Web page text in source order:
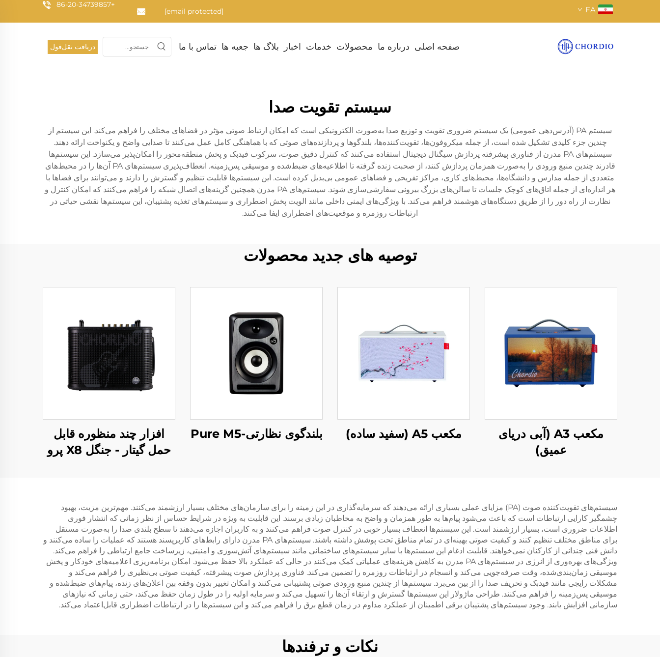
+86-20-34739857
[email protected] FA
صفحه اصلی درباره ما محصولات خدمات اخبار بلاگ ها جعبه ها تماس با ما دریافت نقل‌قول
سیستم تقویت صدا
سیستم PA (آدرس‌دهی عمومی) یک سیستم ضروری تقویت و توزیع صدا به‌صورت الکترونیکی است که امکان ارتباط صوتی مؤثر در فضاهای مختلف را فراهم می‌کند. این سیستم از
چندین جزء کلیدی تشکیل شده است، از جمله میکروفون‌ها، تقویت‌کننده‌ها، بلندگوها و پردازنده‌های صوتی که با هماهنگی کامل عمل می‌کنند تا صدایی واضح و یکنواخت ارائه دهند.
سیستم‌های PA مدرن از فناوری پیشرفته پردازش سیگنال دیجیتال استفاده می‌کنند که کنترل دقیق صوت، سرکوب فیدبک و پخش منطقه‌محور را امکان‌پذیر می‌سازد. این سیستم‌ها
قادرند چندین منبع ورودی را به‌صورت همزمان پردازش کنند، از صحبت زنده گرفته تا اطلاعیه‌های ضبط‌شده و موسیقی پس‌زمینه. انعطاف‌پذیری سیستم‌های PA آن‌ها را در محیط‌های
متعددی از جمله مدارس و دانشگاه‌ها، محیط‌های کاری، مراکز تفریحی و فضاهای عمومی بی‌بدیل کرده است. این سیستم‌ها قابلیت تنظیم و گسترش را دارند و می‌توانند برای فضاها با
هر اندازه‌ای از جمله اتاق‌های کوچک جلسات تا سالن‌های بزرگ بیرونی سفارشی‌سازی شوند. سیستم‌های PA مدرن همچنین گزینه‌های اتصال شبکه را فراهم می‌کنند که امکان کنترل و
نظارت از راه دور را از طریق دستگاه‌های هوشمند فراهم می‌کند. با ویژگی‌های ایمنی داخلی مانند الویت پخش اضطراری و سیستم‌های تغذیه پشتیبان، این سیستم‌ها نقشی حیاتی در
ارتباطات روزمره و موقعیت‌های اضطراری ایفا می‌کنند.
توصیه های جدید محصولات
مکعب A3 (آبی دریای
عمیق)
مکعب A5 (سفید ساده) بلندگوی نظارتی-Pure M5
افزار چند منظوره قابل
حمل گیتار - جنگل X8 پرو
سیستم‌های تقویت‌کننده صوت (PA) مزایای عملی بسیاری ارائه می‌دهند که سرمایه‌گذاری در این زمینه را برای سازمان‌های مختلف بسیار ارزشمند می‌کنند. مهم‌ترین مزیت، بهبود
چشمگیر کارایی ارتباطات است که باعث می‌شود پیام‌ها به طور همزمان و واضح به مخاطبان زیادی برسند. این قابلیت به ویژه در شرایط حساس از نظر زمانی که انتشار فوری
اطلاعات ضروری است، بسیار ارزشمند است. این سیستم‌ها انعطاف بسیار خوبی در کنترل صوت فراهم می‌کنند و به کاربران اجازه می‌دهند تا سطح بلندی صدا را به‌صورت مستقل
برای مناطق مختلف تنظیم کنند و کیفیت صوتی بهینه‌ای در تمام مناطق تحت پوشش داشته باشند. سیستم‌های PA مدرن دارای رابط‌های کاربرپسند هستند که عملیات را ساده می‌کنند و
دانش فنی چندانی از کارکنان نمی‌خواهند. قابلیت ادغام این سیستم‌ها با سایر سیستم‌های ساختمانی مانند سیستم‌های آتش‌سوزی و امنیتی، زیرساخت جامع ارتباطی را فراهم می‌کند.
ویژگی‌های بهره‌وری از انرژی در سیستم‌های PA مدرن به کاهش هزینه‌های عملیاتی کمک می‌کنند در حالی که عملکرد بالا حفظ می‌شود. امکان برنامه‌ریزی اعلامیه‌های خودکار و پخش
موسیقی زمان‌بندی‌شده، وقت صرفه‌جویی می‌کند و انسجام در ارتباطات روزمره را تضمین می‌کند. فناوری پردازش صوت پیشرفته، کیفیت صوتی بی‌نظیری را فراهم می‌کند و
مشکلات رایجی مانند فیدبک و تحریف صدا را از بین می‌برد. سیستم‌ها از چندین منبع ورودی صوتی پشتیبانی می‌کنند و امکان تغییر بدون وقفه بین اعلان‌های زنده، پیام‌های ضبط‌شده و
موسیقی پس‌زمینه را فراهم می‌کنند. طراحی ماژولار این سیستم‌ها گسترش و ارتقاء آن‌ها را تسهیل می‌کند و سرمایه اولیه را در طول زمان حفظ می‌کند، حتی زمانی که نیازهای
سازمانی افزایش یابند. وجود سیستم‌های پشتیبان برقی اطمینان از عملکرد مداوم در زمان قطع برق را فراهم می‌کند و این سیستم‌ها را در ارتباطات اضطراری قابل‌اعتماد می‌کند.
نکات و ترفندها